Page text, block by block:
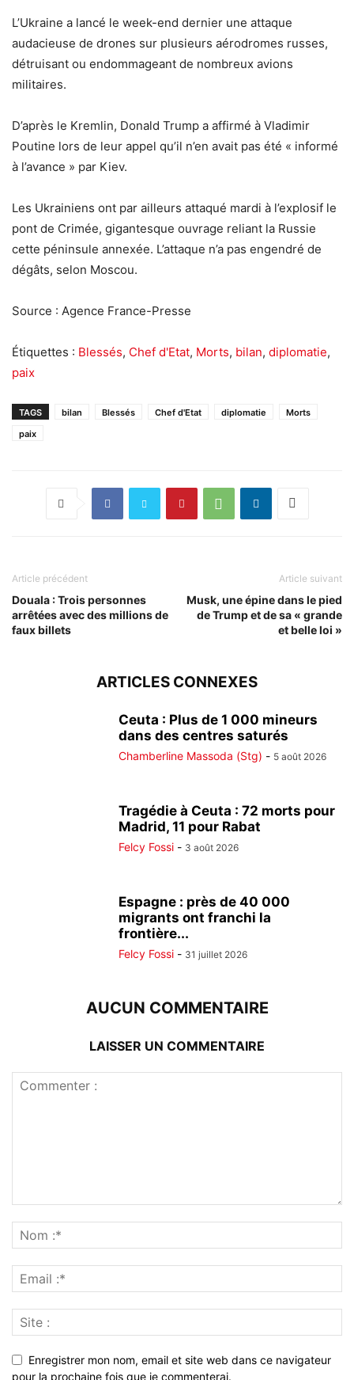
L’Ukraine a lancé le week-end dernier une attaque
audacieuse de drones sur plusieurs aérodromes russes,
détruisant ou endommageant de nombreux avions
militaires.
D’après le Kremlin, Donald Trump a affirmé à Vladimir
Poutine lors de leur appel qu’il n’en avait pas été « informé
à l’avance » par Kiev.
Les Ukrainiens ont par ailleurs attaqué mardi à l’explosif le
pont de Crimée, gigantesque ouvrage reliant la Russie
cette péninsule annexée. L’attaque n’a pas engendré de
dégâts, selon Moscou.
Source : Agence France-Presse
Étiquettes : Blessés, Chef d'Etat, Morts, bilan, diplomatie,
paix
TAGS bilan Blessés Chef d'Etat diplomatie
Morts
paix
Article précédent
Douala : Trois personnes
arrêtées avec des millions de
faux billets
Article suivant
Musk, une épine dans le pied
de Trump et de sa « grande
et belle loi »
ARTICLES CONNEXES
Ceuta : Plus de 1 000 mineurs
dans des centres saturés
Chamberline Massoda (Stg) - 5 août 2026
Tragédie à Ceuta : 72 morts pour
Madrid, 11 pour Rabat
Felcy Fossi - 3 août 2026
Espagne : près de 40 000
migrants ont franchi la
frontière...
Felcy Fossi - 31 juillet 2026
AUCUN COMMENTAIRE
LAISSER UN COMMENTAIRE
Enregistrer mon nom, email et site web dans ce navigateur
pour la prochaine fois que je commenterai.